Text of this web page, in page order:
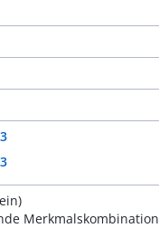
Merkmalskombination